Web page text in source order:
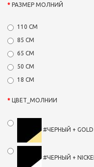
РАЗМЕР МОЛНИЙ
110 СМ
85 СМ
65 СМ
50 СМ
18 СМ
ЦВЕТ_МОЛНИИ
#ЧЕРНЫЙ + GOLD
#ЧЕРНЫЙ + NICKEL